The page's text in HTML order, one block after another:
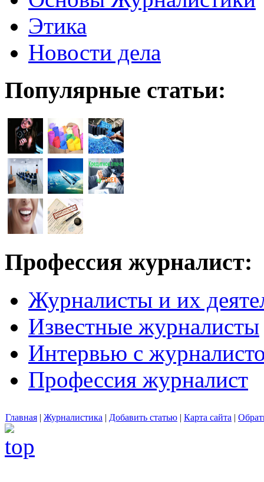
Этика
Новости дела
Популярные статьи:
Профессия журналист:
Журналисты и их
Известные журналисты
Интервью с
Профессия журналист
Главная | Журналистика | Добавить статью | Карта сайта |